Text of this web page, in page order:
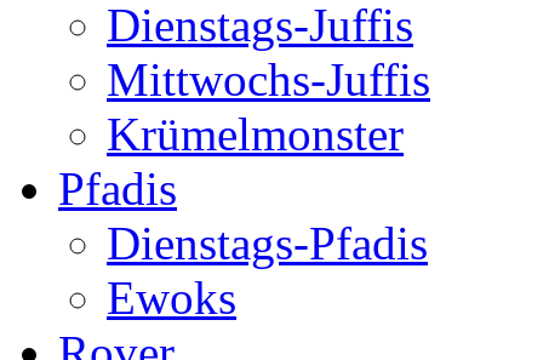
Dienstags-Juffis
Mittwochs-Juffis
Krümelmonster
Pfadis
Dienstags-Pfadis
Ewoks